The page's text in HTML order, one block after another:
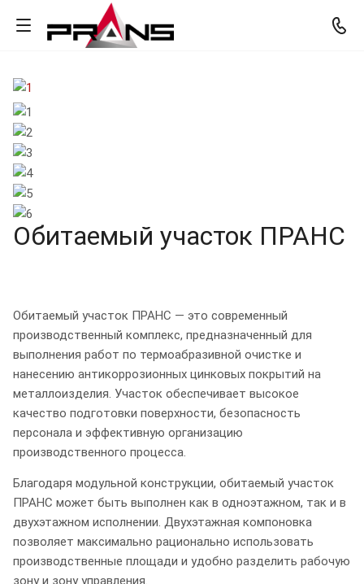
Обитаемый участок ПРАНС
Обитаемый участок ПРАНС — это современный
производственный комплекс, предназначенный для
выполнения работ по термоабразивной очистке и
нанесению антикоррозионных цинковых покрытий на
металлоизделия. Участок обеспечивает высокое
качество подготовки поверхности, безопасность
персонала и эффективную организацию
производственного процесса.
Благодаря модульной конструкции, обитаемый участок
ПРАНС может быть выполнен как в одноэтажном, так и в
двухэтажном исполнении. Двухэтажная компоновка
позволяет максимально рационально использовать
производственные площади и удобно разделить рабочую
зону и зону управления.